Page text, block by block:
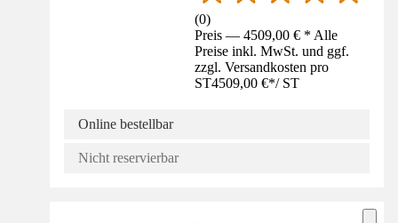
(0)
Preis — 4509,00 € * Alle
Preise inkl. MwSt. und ggf.
zzgl. Versandkosten pro
ST4509,00 €*/ ST
Online bestellbar
Nicht reservierbar